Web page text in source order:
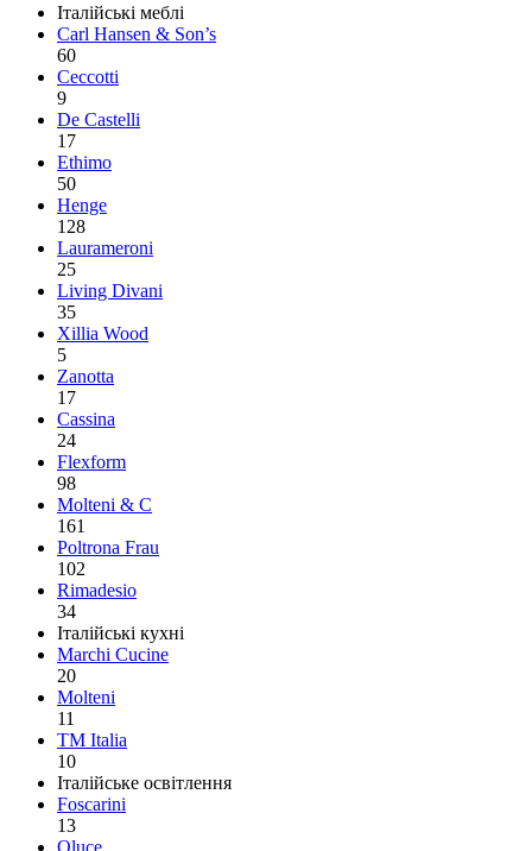
Італійські меблі
Carl Hansen & Son’s
60
Ceccotti
9
De Castelli
17
Ethimo
50
Henge
128
Laurameroni
25
Living Divani
35
Xillia Wood
5
Zanotta
17
Cassina
24
Flexform
98
Molteni & C
161
Poltrona Frau
102
Rimadesio
34
Італійські кухні
Marchi Cucine
20
Molteni
11
TM Italia
10
Італійське освітлення
Foscarini
13
Oluce